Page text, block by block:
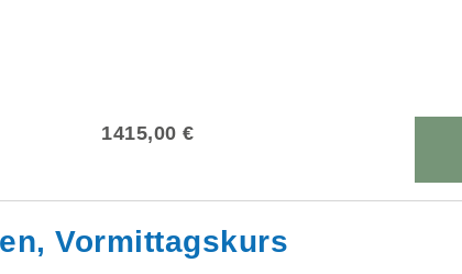
1415,00 €
Vormittagskurs